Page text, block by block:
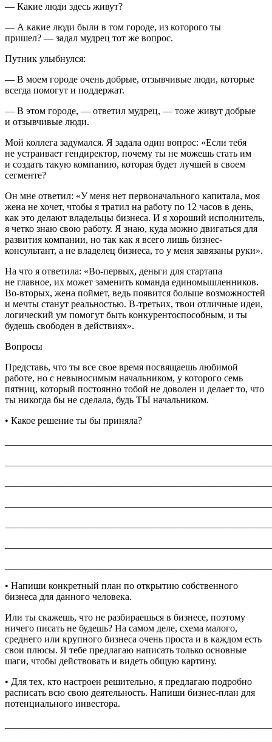
— Какие люди здесь живут?
— А какие люди были в том городе, из которого ты
пришел? — задал мудрец тот же вопрос.
Путник улыбнулся:
— В моем городе очень добрые, отзывчивые люди, которые
всегда помогут и поддержат.
— В этом городе, — ответил мудрец, — тоже живут добрые
и отзывчивые люди.
Мой коллега задумался. Я задала один вопрос: «Если тебя
не устраивает гендиректор, почему ты не можешь стать им
и создать такую компанию, которая будет лучшей в своем
сегменте?
Он мне ответил: «У меня нет первоначального капитала, моя
жена не хочет, чтобы я тратил на работу по 12 часов в день,
как это делают владельцы бизнеса. И я хороший исполнитель,
я четко знаю свою работу. Я знаю, куда можно двигаться для
развития компании, но так как я всего лишь бизнес-
консультант, а не владелец бизнеса, то у меня завязаны руки».
На что я ответила: «Во-первых, деньги для стартапа
не главное, их может заменить команда единомышленников.
Во-вторых, жена поймет, ведь появится больше возможностей
и мечты станут реальностью. В-третьих, твои отличные идеи,
логический ум помогут быть конкурентоспособным, и ты
будешь свободен в действиях».
Вопросы
Представь, что ты все свое время посвящаешь любимой
работе, но с невыносимым начальником, у которого семь
пятниц, который постоянно тобой не доволен и делает то, что
ты никогда бы не сделала, будь ТЫ начальником.
• Какое решение ты бы приняла?
• Напиши конкретный план по открытию собственного
бизнеса для данного человека.
Или ты скажешь, что не разбираешься в бизнесе, поэтому
ничего писать не будешь? На самом деле, схема малого,
среднего или крупного бизнеса очень проста и в каждом есть
свои плюсы. Я тебе предлагаю написать только основные
шаги, чтобы действовать и видеть общую картину.
• Для тех, кто настроен решительно, я предлагаю подробно
расписать всю свою деятельность. Напиши бизнес-план для
потенциального инвестора.